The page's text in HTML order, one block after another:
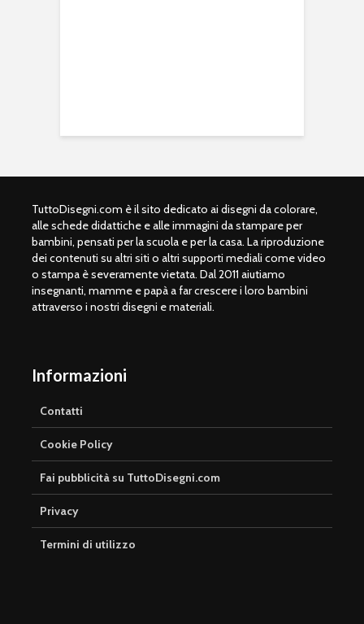
TuttoDisegni.com è il sito dedicato ai disegni da colorare,
alle schede didattiche e alle immagini da stampare per
bambini, pensati per la scuola e per la casa. La riproduzione
dei contenuti su altri siti o altri supporti mediali come video
o stampa è severamente vietata. Dal 2011 aiutiamo
insegnanti, mamme e papà a far crescere i loro bambini
attraverso i nostri disegni e materiali.
Informazioni
Contatti
Cookie Policy
Fai pubblicità su TuttoDisegni.com
Privacy
Termini di utilizzo